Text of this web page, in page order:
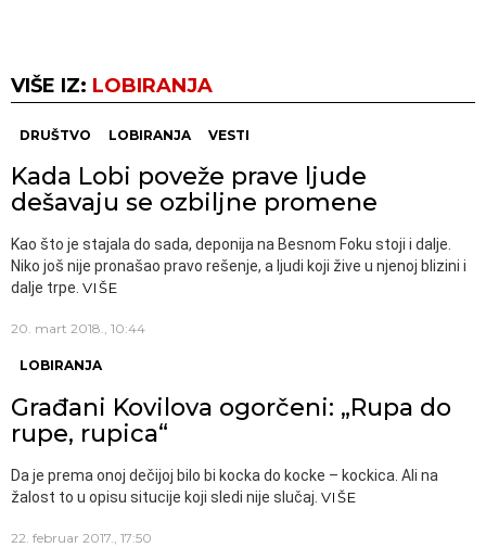
VIŠE IZ: LOBIRANJA
DRUŠTVO LOBIRANJA VESTI
Kada Lobi poveže prave ljude
dešavaju se ozbiljne promene
Kao što je stajala do sada, deponija na Besnom Foku stoji i dalje.
Niko još nije pronašao pravo rešenje, a ljudi koji žive u njenoj blizini i
dalje trpe. VIŠE
20. mart 2018., 10:44
LOBIRANJA
Građani Kovilova ogorčeni: „Rupa do
rupe, rupica“
Da je prema onoj dečijoj bilo bi kocka do kocke – kockica. Ali na
žalost to u opisu situcije koji sledi nije slučaj. VIŠE
22. februar 2017., 17:50